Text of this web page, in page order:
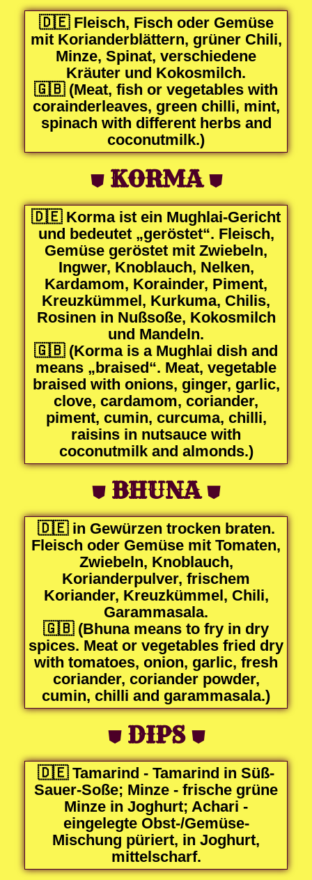
🇩🇪 Fleisch, Fisch oder Gemüse
mit Korianderblättern, grüner Chili,
Minze, Spinat, verschiedene
Kräuter und Kokosmilch.
🇬🇧 (Meat, fish or vegetables with
corainderleaves, green chilli, mint,
spinach with different herbs and
coconutmilk.)
⛊KORMA⛊
🇩🇪 Korma ist ein Mughlai-Gericht
und bedeutet „geröstet“. Fleisch,
Gemüse geröstet mit Zwiebeln,
Ingwer, Knoblauch, Nelken,
Kardamom, Korainder, Piment,
Kreuzkümmel, Kurkuma, Chilis,
Rosinen in Nußsoße, Kokosmilch
und Mandeln.
🇬🇧 (Korma is a Mughlai dish and
means „braised“. Meat, vegetable
braised with onions, ginger, garlic,
clove, cardamom, coriander,
piment, cumin, curcuma, chilli,
raisins in nutsauce with
coconutmilk and almonds.)
⛊ BHUNA⛊
🇩🇪 in Gewürzen trocken braten.
Fleisch oder Gemüse mit Tomaten,
Zwiebeln, Knoblauch,
Korianderpulver, frischem
Koriander, Kreuzkümmel, Chili,
Garammasala.
🇬🇧 (Bhuna means to fry in dry
spices. Meat or vegetables fried dry
with tomatoes, onion, garlic, fresh
coriander, coriander powder,
cumin, chilli and garammasala.)
⛊DIPS⛊
🇩🇪 Tamarind - Tamarind in Süß-
Sauer-Soße; Minze - frische grüne
Minze in Joghurt; Achari -
eingelegte Obst-/Gemüse-
Mischung püriert, in Joghurt,
mittelscharf.